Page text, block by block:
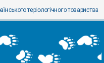
теріологічного товариства